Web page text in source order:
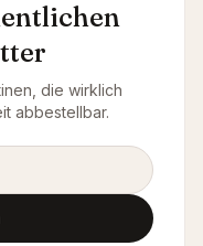
die wirklich
abbestellbar.